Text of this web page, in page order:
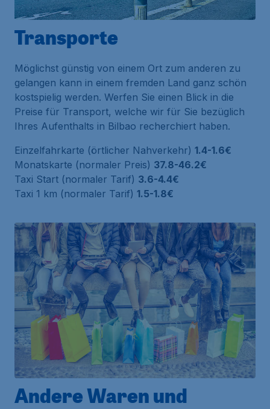
Transporte
Möglichst günstig von einem Ort zum anderen zu
gelangen kann in einem fremden Land ganz schön
kostspielig werden. Werfen Sie einen Blick in die
Preise für Transport, welche wir für Sie bezüglich
Ihres Aufenthalts in Bilbao recherchiert haben.
Einzelfahrkarte (örtlicher Nahverkehr) 1.4-1.6€
Monatskarte (normaler Preis) 37.8-46.2€
Taxi Start (normaler Tarif) 3.6-4.4€
Taxi 1 km (normaler Tarif) 1.5-1.8€
Andere Waren und